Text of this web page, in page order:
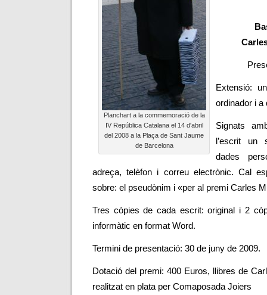
Planchart a la commemoració de la
IV República Catalana el 14 d'abril
del 2008 a la Plaça de Sant Jaume
de Barcelona
Extensió:
ordinador i a
Signats
l’escrit un
dades
adreça, telèfon i correu electrònic. Cal
sobre: el pseudònim i «per al premi Carles
Tres còpies de cada escrit: original i 2
informàtic en format Word.
Termini de presentació: 30 de juny de 2009.
Dotació del premi: 400 Euros, llibres de
realitzat en plata per Comaposada Joiers